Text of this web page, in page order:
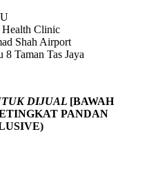
Health Clinic
Shah Airport
Taman Tas Jaya
DIJUAL [BAWAH
PANDAN